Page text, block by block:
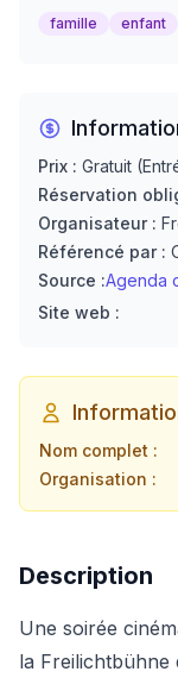
famille enfant
Prix : Gratuit
Réservation
Organisateur :
Référencé par :
Source :Agenda
Site web :
Nom complet :
Organisation :
Description
Une soirée
la Freilichtbühne